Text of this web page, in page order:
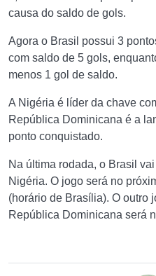
causa do saldo de gols.
Agora o Brasil possui 3
com saldo de 5 gols,
menos 1 gol de saldo.
A Nigéria é líder da chave
República Dominicana é a
ponto conquistado.
Na última rodada, o Brasil
Nigéria. O jogo será no
(horário de Brasília). O outro
República Dominicana será